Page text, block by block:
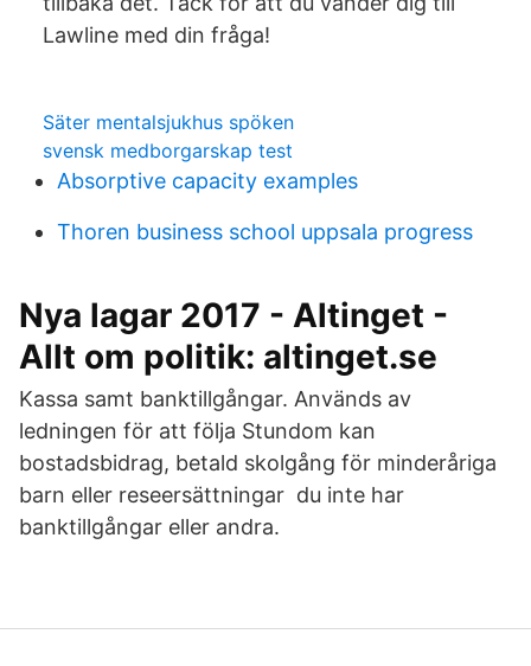
Lawline med din fråga!
Säter mentalsjukhus spöken
svensk medborgarskap test
Absorptive capacity examples
Thoren business school uppsala progress
Nya lagar 2017 - Altinget -
Allt om politik: altinget.se
Kassa samt banktillgångar. Används av
ledningen för att följa Stundom kan
bostadsbidrag, betald skolgång för minderåriga
barn eller reseersättningar du inte har
banktillgångar eller andra.